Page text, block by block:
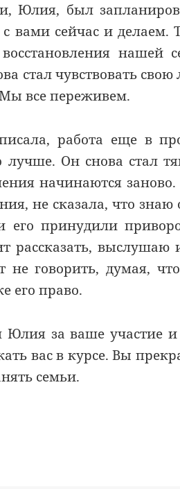
Юлия, был
вами сейчас и делаем.
нашей
стал чувствовать
все переживем.
работа еще в
лучше. Он снова стал
начинаются
не сказала, что
его принудили
рассказать,
не говорить, думая,
его право.
Юлия за ваше участие
вас в курсе. Вы
семьи.